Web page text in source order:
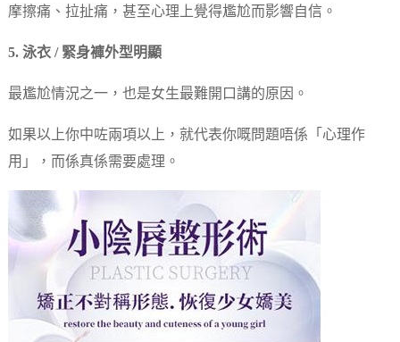
摩擦痛、拉扯痛，甚至心理上覺得尷尬而影響自信。
5. 泳衣 / 緊身褲外型明顯
最尷尬情況之一，也是女生最難開口講的原因。
如果以上你中咗兩項以上，就代表你嘅問題唔係「心理作
用」，而係真係需要處理。